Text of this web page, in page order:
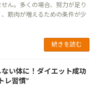
ん。多くの場合、努力が足り
筋肉が増えるための条件が少
続きを読む
ない体に！ダイエット成功
レ習慣”